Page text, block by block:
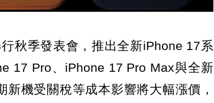
秋季發表會，推出全新iPhone 17系
17 Pro、iPhone 17 Pro Max與全新
機受關稅等成本影響將大幅漲價，